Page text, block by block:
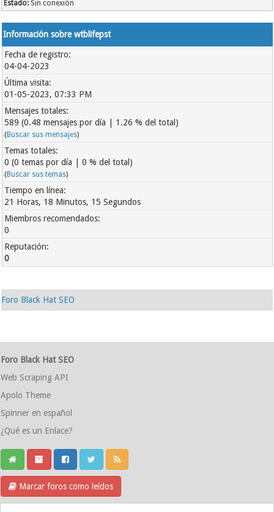
Estado: Sin conexión
Información sobre wtblifepst
Fecha de registro:
04-04-2023
Última visita:
01-05-2023, 07:33 PM
Mensajes totales:
589 (0.48 mensajes por día | 1.26 % del total)
(Buscar sus mensajes)
Temas totales:
0 (0 temas por día | 0 % del total)
(Buscar sus temas)
Tiempo en línea:
21 Horas, 18 Minutos, 15 Segundos
Miembros recomendados:
0
Reputación:
0
Foro Black Hat SEO
Foro Black Hat SEO
Web Scraping API
Apolo Theme
Spinner en español
¿Qué es un Enlace?
Marcar foros como leídos